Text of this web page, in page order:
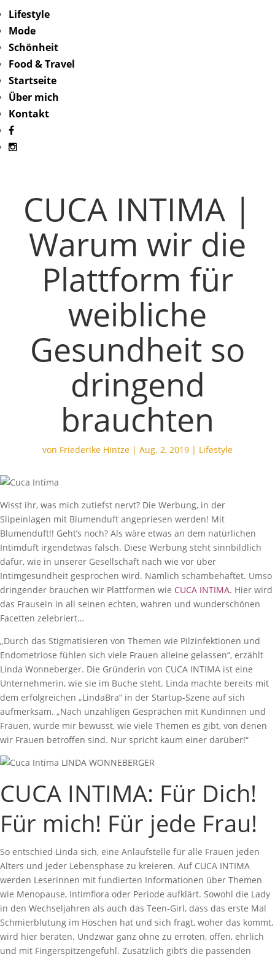
Lifestyle
Mode
Schönheit
Food & Travel
Startseite
Über mich
Kontakt
CUCA INTIMA |
Warum wir die
Plattform für
weibliche
Gesundheit so
dringend
brauchten
von Friederike Hintze | Aug. 2, 2019 | Lifestyle
Wisst ihr, was mich zutiefst nervt? Die Werbung, in der
Slipeinlagen mit Blumenduft angepriesen werden! Mit
Blumenduft!! Geht’s noch? Als wäre etwas an dem natürlichen
Intimduft irgendetwas falsch. Diese Werbung steht sinnbildlich
dafür, wie in unserer Gesellschaft nach wie vor über
Intimgesundheit gesprochen wird. Nämlich schambehaftet. Umso
dringender brauchen wir Plattformen wie CUCA INTIMA. Hier wird
das Frausein in all seinen echten, wahren und wunderschönen
Facetten zelebriert…
„Durch das Stigmatisieren von Themen wie Pilzinfektionen und
Endometriose fühlen sich viele Frauen alleine gelassen“, erzählt
Linda Wonneberger. Die Gründerin von CUCA INTIMA ist eine
Unternehmerin, wie sie im Buche steht. Linda machte bereits mit
dem erfolgreichen „LindaBra“ in der Startup-Szene auf sich
aufmerksam. „Nach unzähligen Gesprächen mit Kundinnen und
Frauen, wurde mir bewusst, wie viele Themen es gibt, von denen
wir Frauen betroffen sind. Nur spricht kaum einer darüber!“
CUCA INTIMA: Für Dich!
Für mich! Für jede Frau!
So entschied Linda sich, eine Anlaufstelle für alle Frauen jeden
Alters und jeder Lebensphase zu kreieren. Auf CUCA INTIMA
werden Leserinnen mit fundierten Informationen über Themen
wie Menopause, Intimflora oder Periode aufklärt. Sowohl die Lady
in den Wechseljahren als auch das Teen-Girl, dass das erste Mal
Schmierblutung im Höschen hat und sich fragt, woher das kommt,
wird hier beraten. Undzwar ganz ohne zu erröten, offen, ehrlich
und mit Fingerspitzengefühl. Zusätzlich gibt’s die passenden